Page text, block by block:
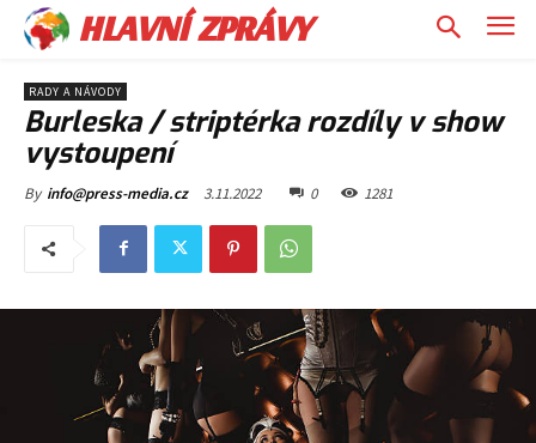
HLAVNÍ ZPRÁVY
RADY A NÁVODY
Burleska / striptérka rozdíly v show
vystoupení
By info@press-media.cz 3.11.2022 0 1281